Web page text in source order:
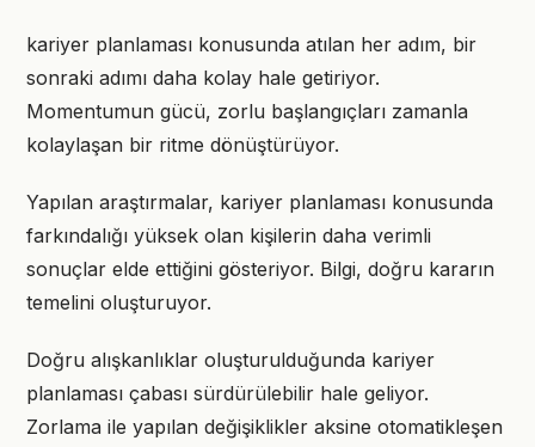
kariyer planlaması konusunda atılan her adım, bir
sonraki adımı daha kolay hale getiriyor.
Momentumun gücü, zorlu başlangıçları zamanla
kolaylaşan bir ritme dönüştürüyor.
Yapılan araştırmalar, kariyer planlaması konusunda
farkındalığı yüksek olan kişilerin daha verimli
sonuçlar elde ettiğini gösteriyor. Bilgi, doğru kararın
temelini oluşturuyor.
Doğru alışkanlıklar oluşturulduğunda kariyer
planlaması çabası sürdürülebilir hale geliyor.
Zorlama ile yapılan değişiklikler aksine otomatikleşen